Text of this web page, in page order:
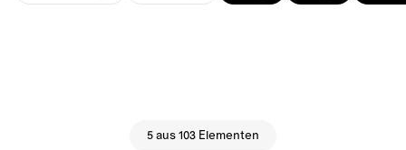
5 aus 103 Elementen